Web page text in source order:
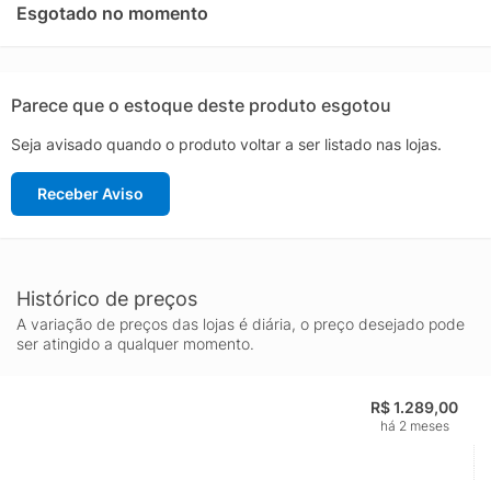
clássico facilita o uso com calça de alfaiataria e sapatos sociais,
Ideal para quem procura camisa social masculina cinza com
assinatura premium, a linha Dallas da Ricardo Almeida se
destaca pela estética limpa e atemporal, entregando uma
peça-chave para compor guarda-roupa masculino com
praticidade e estilo.
Esgotado no momento
Parece que o estoque deste produto esgotou
Seja avisado quando o produto voltar a ser listado nas lojas.
Receber Aviso
Histórico de preços
A variação de preços das lojas é diária, o preço desejado pode
ser atingido a qualquer momento.
R$ 1.289,00
há 2 meses